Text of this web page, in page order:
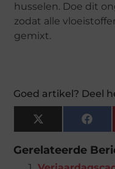
husselen. Doe dit
zodat alle
gemixt.
Goed artikel? Deel
X
(Twitter)
Gerelateerde